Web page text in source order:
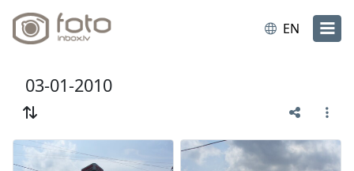
EN
03-01-2010